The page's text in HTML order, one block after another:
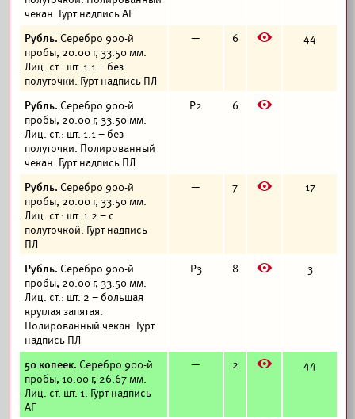
чекан. Гурт надпись АГ
Рубль. Серебро 900-й
пробы, 20.00 г, 33.50 мм.
Лиц. ст.: шт. 1.1 – без
полуточки. Гурт надпись ПЛ
— 6 E 44
Рубль. Серебро 900-й
пробы, 20.00 г, 33.50 мм.
Лиц. ст.: шт. 1.1 – без
полуточки. Полированный
чекан. Гурт надпись ПЛ
Р2 6 E
Рубль. Серебро 900-й
пробы, 20.00 г, 33.50 мм.
Лиц. ст.: шт. 1.2 – с
полуточкой. Гурт надпись
ПЛ
— 7 E 17
Рубль. Серебро 900-й
пробы, 20.00 г, 33.50 мм.
Лиц. ст.: шт. 2 – большая
круглая запятая.
Полированный чекан. Гурт
надпись ПЛ
Р3 8 E 3
50 копеек. Серебро 900-й
пробы, 10.00 г, 26.67 мм.
Лиц. ст. шт. 1. Гурт надпись
АГ
— 2 E 44